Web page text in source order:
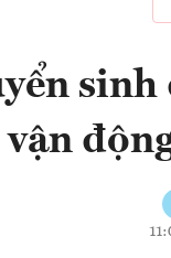
sinh